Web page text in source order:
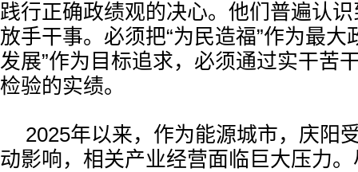
践行正确政绩观的决心。他们普遍认
放手干事。必须把“为民造福”作为最大
发展”作为目标追求，必须通过实干苦
检验的实绩。
2025年以来，作为能源城市，庆阳
动影响，相关产业经营面临巨大压力